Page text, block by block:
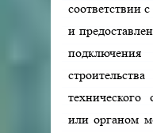
соответствии
и
подключения
технического
или органом